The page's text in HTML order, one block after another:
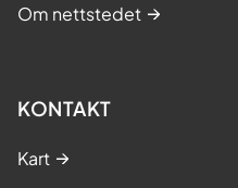
Om nettstedet
KONTAKT
Kart